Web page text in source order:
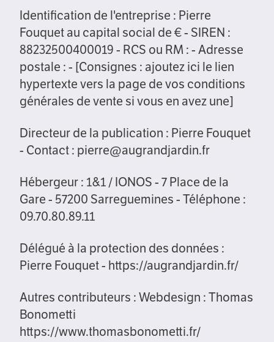
Identification de l'entreprise : Pierre
Fouquet au capital social de € - SIREN :
88232500400019 - RCS ou RM : - Adresse
postale : - [Consignes : ajoutez ici le lien
hypertexte vers la page de vos conditions
générales de vente si vous en avez une]
Directeur de la publication : Pierre Fouquet
- Contact : pierre@augrandjardin.fr
Hébergeur : 1&1 / IONOS - 7 Place de la
Gare - 57200 Sarreguemines - Téléphone :
09.70.80.89.11
Délégué à la protection des données :
Pierre Fouquet - https://augrandjardin.fr/
Autres contributeurs : Webdesign : Thomas
Bonometti
https://www.thomasbonometti.fr/